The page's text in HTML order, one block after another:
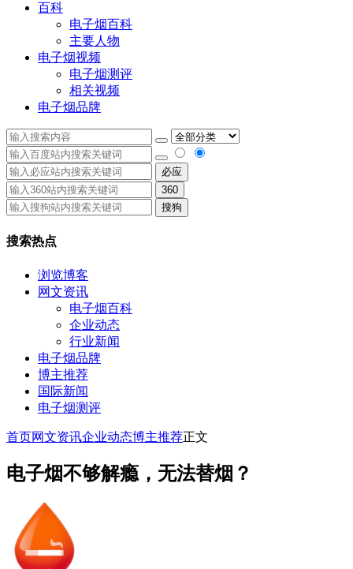
百科
电子烟百科
主要人物
电子烟视频
电子烟测评
相关视频
电子烟品牌
必应
360
搜狗
搜索热点
浏览博客
网文资讯
电子烟百科
企业动态
行业新闻
电子烟品牌
博主推荐
国际新闻
电子烟测评
首页网文资讯企业动态博主推荐正文
电子烟不够解瘾，无法替烟？